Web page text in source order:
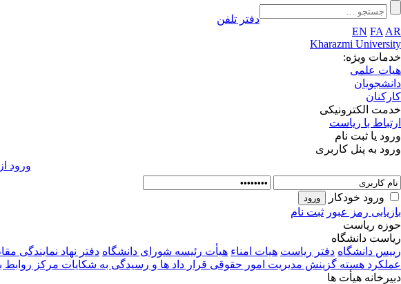
دفتر تلفن
EN FA AR
Kharazmi University
خدمات ویژه:
هیات علمی
دانشجویان
کارکنان
خدمت الکترونیکی
ارتباط با ریاست
ورود یا ثبت نام
ورود به پنل کاربری
ورود
ورود خودکار
بازیابی رمز عبور ثبت نام
حوزه ریاست
ریاست دانشگاه
رییس دانشگاه دفتر ریاست هیات امناء هیأت رئیسه شورای دانشگاه دفتر نهاد نمایندگی
عملکرد هسته گزینش مدیریت امور حقوقی قرار داد ها و رسیدگی به شکایات مرکز روابط
دبیرخانه هیأت ها